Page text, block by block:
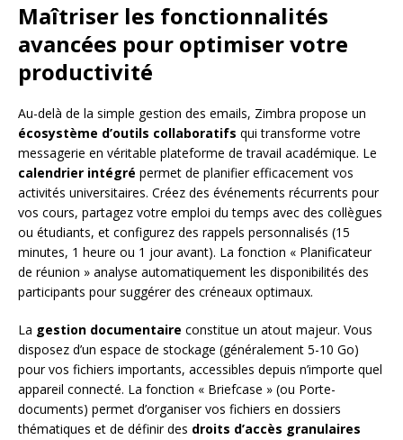
Maîtriser les fonctionnalités
avancées pour optimiser votre
productivité
Au-delà de la simple gestion des emails, Zimbra propose un
écosystème d’outils collaboratifs qui transforme votre
messagerie en véritable plateforme de travail académique. Le
calendrier intégré permet de planifier efficacement vos
activités universitaires. Créez des événements récurrents pour
vos cours, partagez votre emploi du temps avec des collègues
ou étudiants, et configurez des rappels personnalisés (15
minutes, 1 heure ou 1 jour avant). La fonction « Planificateur
de réunion » analyse automatiquement les disponibilités des
participants pour suggérer des créneaux optimaux.
La gestion documentaire constitue un atout majeur. Vous
disposez d’un espace de stockage (généralement 5-10 Go)
pour vos fichiers importants, accessibles depuis n’importe quel
appareil connecté. La fonction « Briefcase » (ou Porte-
documents) permet d’organiser vos fichiers en dossiers
thématiques et de définir des droits d’accès granulaires